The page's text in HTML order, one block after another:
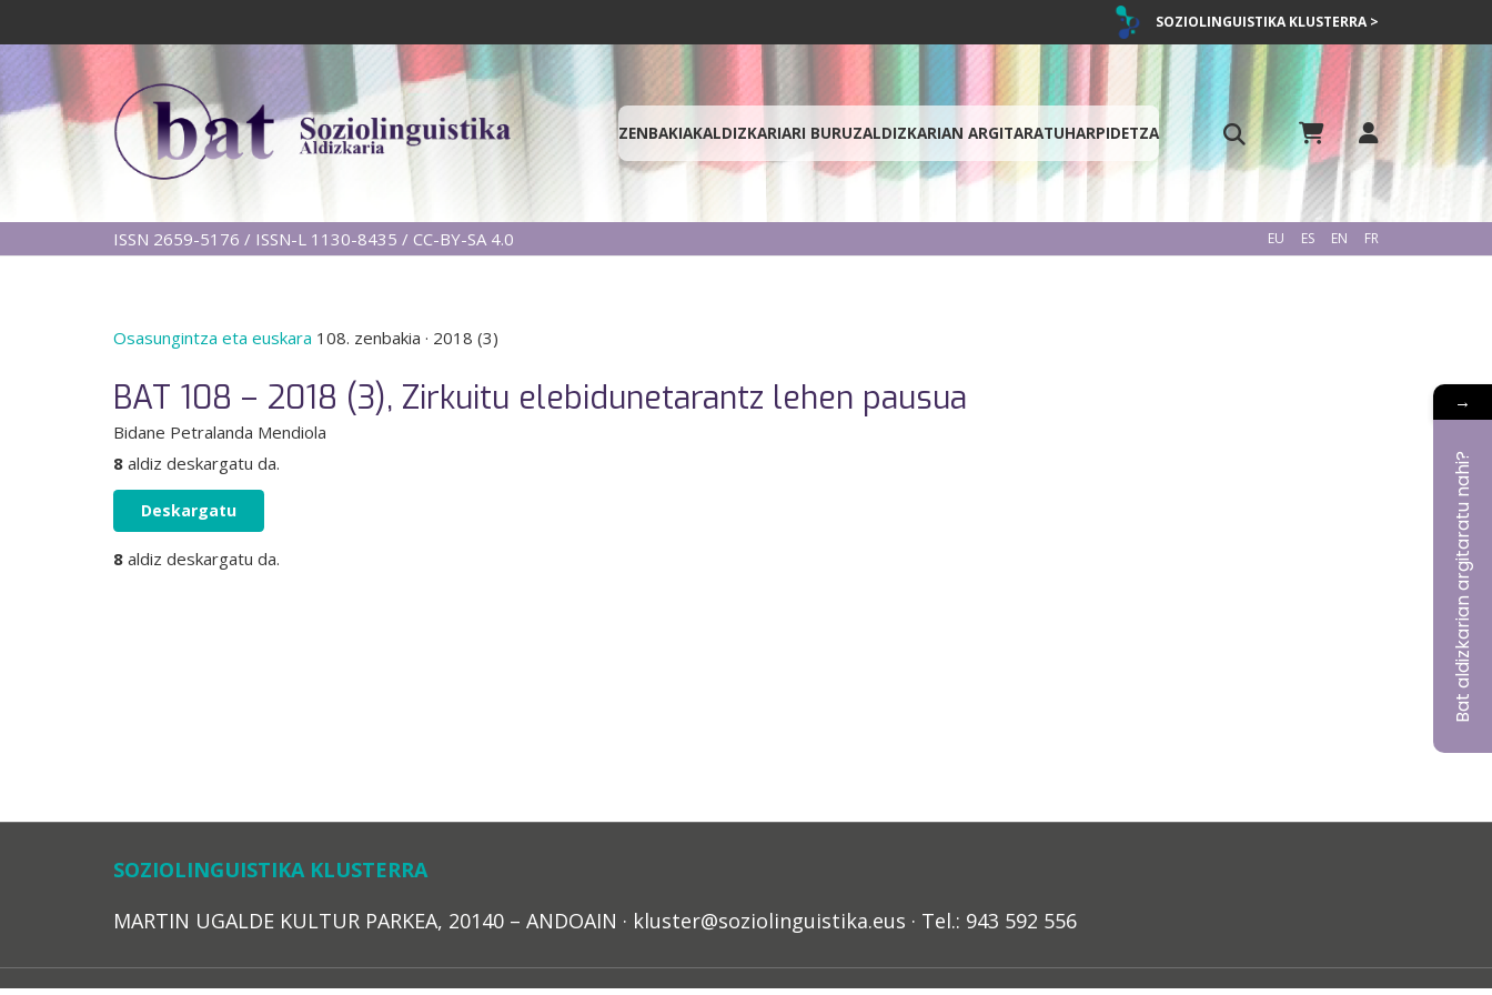
SOZIOLINGUISTIKA KLUSTERRA >
ZENBAKIAKALDIZKARIARI BURUZALDIZKARIAN ARGITARATUHARPIDETZA
ISSN 2659-5176 / ISSN-L 1130-8435 / CC-BY-SA 4.0 EU ES EN FR
Osasungintza eta euskara 108. zenbakia · 2018 (3)
BAT 108 – 2018 (3), Zirkuitu elebidunetarantz lehen pausua
Bidane Petralanda Mendiola
8 aldiz deskargatu da.
Deskargatu
8 aldiz deskargatu da.
SOZIOLINGUISTIKA KLUSTERRA
MARTIN UGALDE KULTUR PARKEA, 20140 – ANDOAIN · kluster@soziolinguistika.eus · Tel.: 943 592 556
→
Bat aldizkarian argitaratu nahi?